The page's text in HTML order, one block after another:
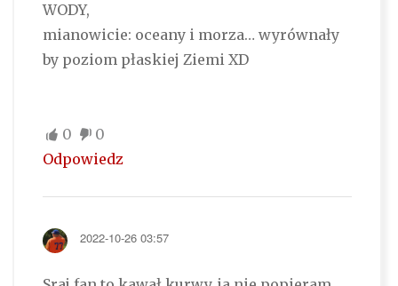
WODY,
mianowicie: oceany i morza… wyrównały
by poziom płaskiej Ziemi XD
0
0
Odpowiedz
2022-10-26 03:57